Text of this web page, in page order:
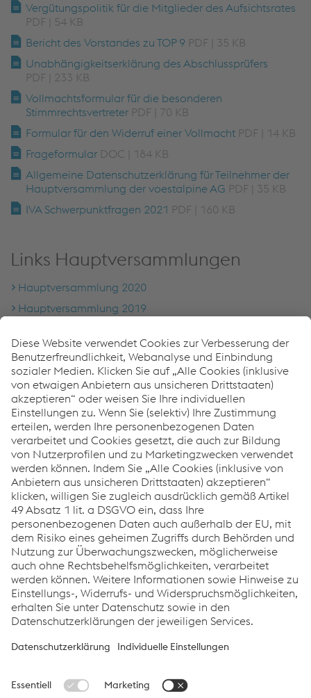
Vergütungspolitik für die Mitglieder des Aufsichtsrates
PDF | 54 KB
Bericht des Vorstandes zu TOP 9 PDF | 35 KB
Unabhängigkeitserklärung des Abschlussprüfers
PDF | 233 KB
Vollmachtsformular für die besonderen
Stimmrechtsvertreter PDF | 70 KB
Formular für den Widerruf einer Vollmacht PDF | 14 KB
Frageformular DOC | 184 KB
Allgemeine Datenschutzerklärung für Teilnehmer der
Hauptversammlung der voestalpine AG PDF | 35 KB
IVA Schwerpunktfragen 2021 PDF | 160 KB
Links Hauptversammlungen
Hauptversammlung 2020
Hauptversammlung 2019
Hauptversammlung 2017
Hauptversammlung 2016
Hauptversammlung 2015
Hauptversammlung 2014
Hauptversammlung 2013
Hauptversammlung 2012
Hauptversammlung 2011
Hauptversammlung 2010
Links
Standorte
Produkte
Kontakt
Information für Suppliers
Datenschutz
Sprache